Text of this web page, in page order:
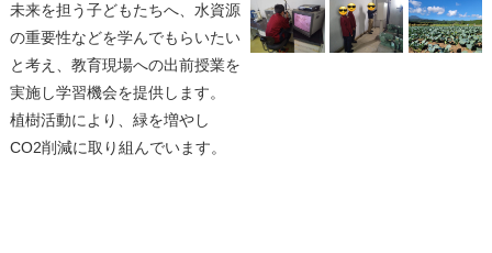
未来を担う子どもたちへ、水資源
の重要性などを学んでもらいたい
と考え、教育現場への出前授業を
実施し学習機会を提供します。
植樹活動により、緑を増やし
CO2削減に取り組んでいます。